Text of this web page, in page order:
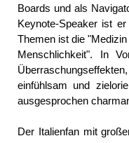
Boards und als
Keynote-Speaker ist
Themen ist die
Menschlichkeit". In
einfühlsam und
ausgesprochen
Der Italienfan mit